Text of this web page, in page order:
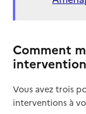
Comment
Vous avez trois
interventions à